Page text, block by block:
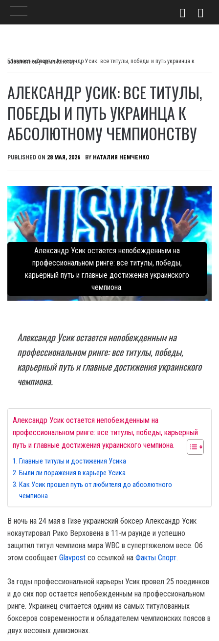
Главпост>Спорт>
Александр Усик: все титулы, победы и путь украинца к абсолютному чемпионству
АЛЕКСАНДР УСИК: ВСЕ ТИТУЛЫ,
ПОБЕДЫ И ПУТЬ УКРАИНЦА К
АБСОЛЮТНОМУ ЧЕМПИОНСТВУ
PUBLISHED ON 28 МАЯ, 2026 BY НАТАЛИЯ НЕМЧЕНКО
Александр Усик остается непобежденным на
профессиональном ринге: все титулы, победы,
карьерный путь и главные достижения украинского
чемпиона.
Александр Усик остается непобежденным на
профессиональном ринге: все титулы, победы,
карьерный путь и главные достижения украинского
чемпиона.
Александр Усик остается непобежденным на
профессиональном ринге: все титулы, победы, карьерный
путь и главные достижения украинского чемпиона.
Главные титулы и достижения Усика
Были ли поражения в карьере Усика
Как Усик прошел путь от любителя до абсолютного
чемпиона
В ночь на 24 мая в Гизе украинский боксер Александр Усик
нокаутировал Рико Верховена в 11-м раунде и успешно
защитил титул чемпиона мира WBC в супертяжелом весе. Об
этом сообщает Glavpost со ссылкой на Факты Спорт.
За годы профессиональной карьеры Усик провел 25 поединков
и до сих пор остается непобежденным на профессиональном
ринге. Украинец считается одним из самых титулованных
боксеров современности и обладателем чемпионских поясов в
двух весовых дивизионах.